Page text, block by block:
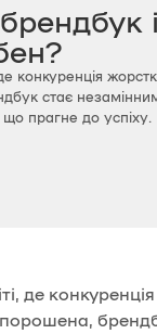
конкуренція
стає
що прагне до успіху.
де